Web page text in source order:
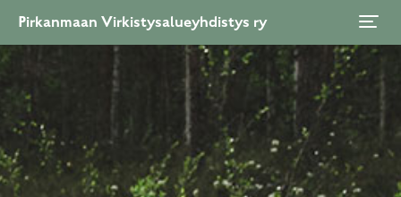
Pirkanmaan Virkistysalueyhdistys ry